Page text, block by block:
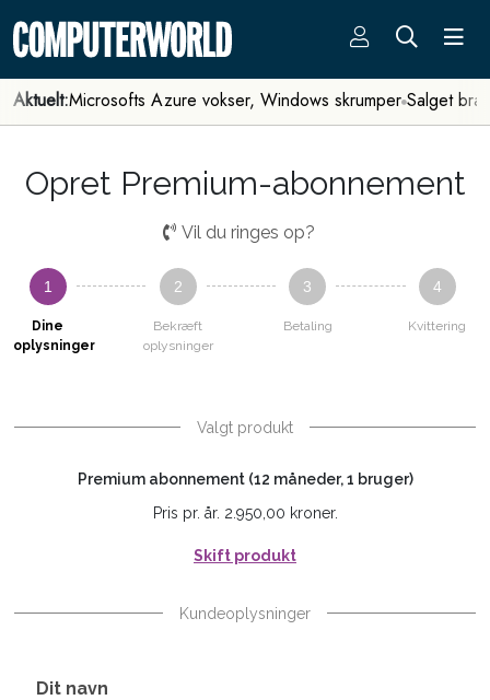
Aktuelt:Microsofts Azure vokser, Windows skrumper Salget
Opret Premium-abonnement
Vil du ringes op?
1
Dine
oplysninger
2
Bekræft
oplysninger
3
Betaling
4
Kvittering
Valgt produkt
Premium abonnement (12 måneder, 1 bruger)
Pris pr. år. 2.950,00 kroner.
Skift produkt
Kundeoplysninger
Dit navn